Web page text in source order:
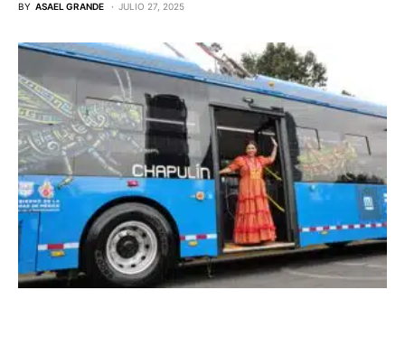
BY ASAEL GRANDE JULIO 27, 2025